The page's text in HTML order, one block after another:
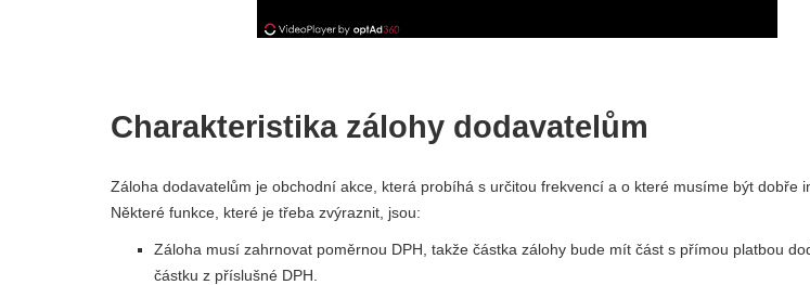
Charakteristika zálohy dodavatelům
Záloha dodavatelům je obchodní akce, která probíhá s určitou frekvencí a o které musíme být dobře
Některé funkce, které je třeba zvýraznit, jsou:
Záloha musí zahrnovat poměrnou DPH, takže částka zálohy bude mít část s přímou platbou
částku z příslušné DPH.